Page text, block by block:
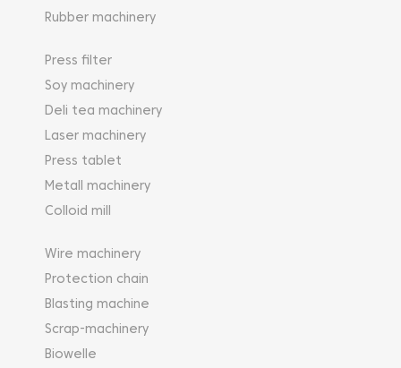
Rubber machinery
Press filter
Soy machinery
Deli tea machinery
Laser machinery
Press tablet
Metall machinery
Colloid mill
Wire machinery
Protection chain
Blasting machine
Scrap-machinery
Biowelle